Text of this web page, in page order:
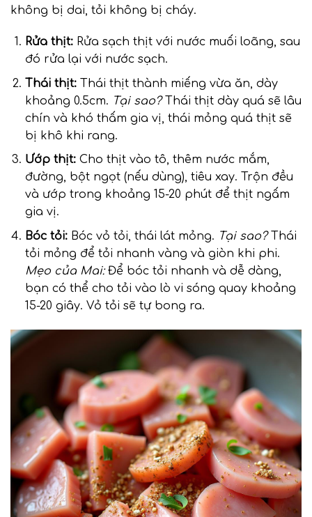
không bị dai, tỏi không bị cháy.
Rửa thịt:Rửa sạch thịt với nước muối loãng, sau
đó rửa lại với nước sạch.
Thái thịt:Thái thịt thành miếng vừa ăn, dày
khoảng 0.5cm. Tại sao?Thái thịt dày quá sẽ lâu
chín và khó thấm gia vị, thái mỏng quá thịt sẽ
bị khô khi rang.
Ướp thịt:Cho thịt vào tô, thêm nước mắm,
đường, bột ngọt (nếu dùng), tiêu xay. Trộn đều
và ướp trong khoảng 15-20 phút để thịt ngấm
gia vị.
Bóc tỏi:Bóc vỏ tỏi, thái lát mỏng. Tại sao?Thái
tỏi mỏng để tỏi nhanh vàng và giòn khi phi.
Mẹo của Mai:Để bóc tỏi nhanh và dễ dàng,
bạn có thể cho tỏi vào lò vi sóng quay khoảng
15-20 giây. Vỏ tỏi sẽ tự bong ra.